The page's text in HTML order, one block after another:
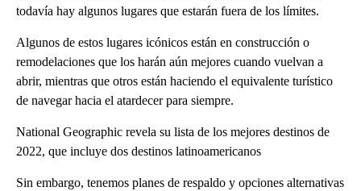
todavía hay algunos lugares que estarán fuera de los límites.
Algunos de estos lugares icónicos están en construcción o
remodelaciones que los harán aún mejores cuando vuelvan a
abrir, mientras que otros están haciendo el equivalente turístico
de navegar hacia el atardecer para siempre.
National Geographic revela su lista de los mejores destinos de
2022, que incluye dos destinos latinoamericanos
Sin embargo, tenemos planes de respaldo y opciones alternativas